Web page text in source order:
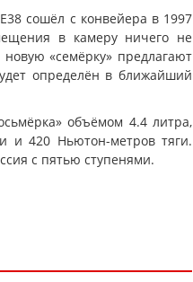
сошёл с конвейера в 1997
в камеру ничего не
«семёрку» предлагают
определён в ближайший
объёмом 4.4 литра,
и 420 Ньютон-метров тяги.
с пятью ступенями.